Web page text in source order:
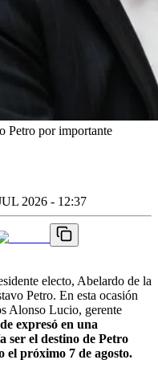
Petro por importante
2026 - 12:37
electo, Abelardo de la
Petro. En esta ocasión
Alonso Lucio, gerente
expresó en una
ser el destino de Petro
el próximo 7 de agosto.